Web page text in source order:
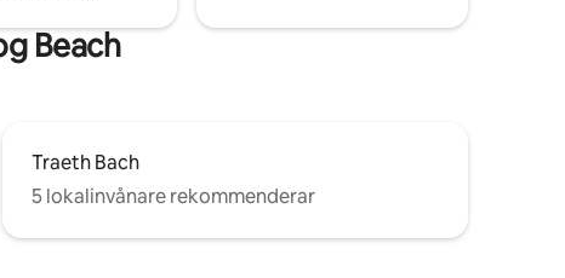
Beach
Traeth Bach
5 lokalinvånare rekommenderar